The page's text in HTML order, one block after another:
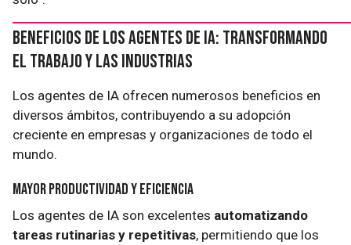
Beneficios de los Agentes de IA: Transformando
el Trabajo y las Industrias
Los agentes de IA ofrecen numerosos beneficios en
diversos ámbitos, contribuyendo a su adopción
creciente en empresas y organizaciones de todo el
mundo.
Mayor Productividad y Eficiencia
Los agentes de IA son excelentes automatizando
tareas rutinarias y repetitivas, permitiendo que los